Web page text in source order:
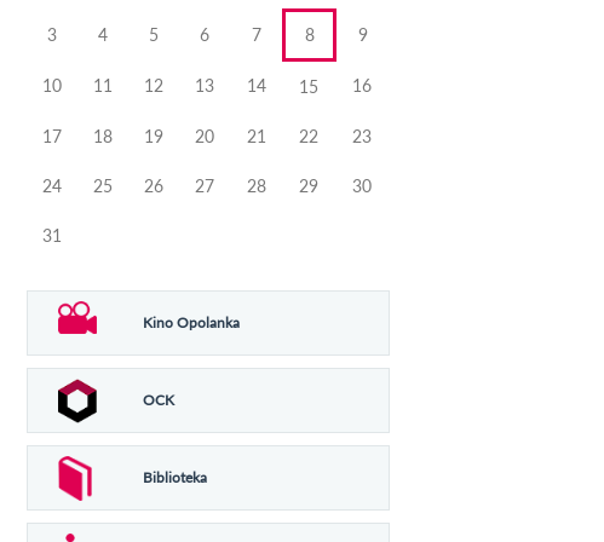
3 4 5 6 7 8 9
10 11 12 13 14 15 16
17 18 19 20 21 22 23
24 25 26 27 28 29 30
31
Kino Opolanka
OCK
Biblioteka